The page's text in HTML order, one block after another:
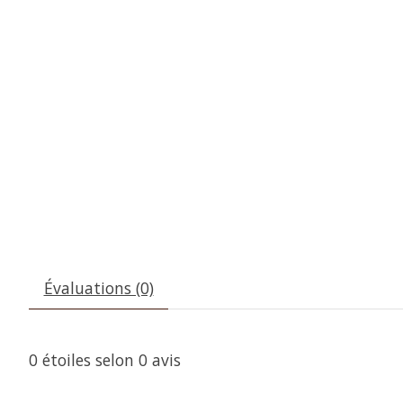
Évaluations (0)
0 étoiles selon 0 avis